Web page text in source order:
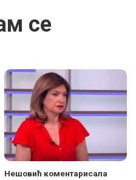
се
Нешовић коментарисала